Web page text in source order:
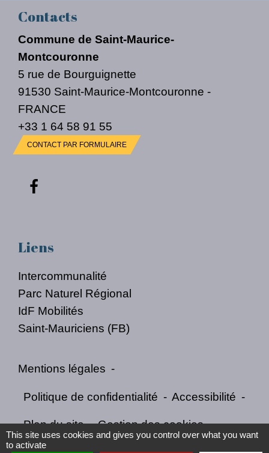
Contacts
Commune de Saint-Maurice-
Montcouronne
5 rue de Bourguignette
91530 Saint-Maurice-Montcouronne -
FRANCE
+33 1 64 58 91 55
CONTACT PAR FORMULAIRE
Liens
Intercommunalité
Parc Naturel Régional
IdF Mobilités
Saint-Mauriciens (FB)
Mentions légales -
Politique de confidentialité - Accessibilité -
Plan du site - Gestion des cookies
This site uses cookies and gives you control over what you want
to activate